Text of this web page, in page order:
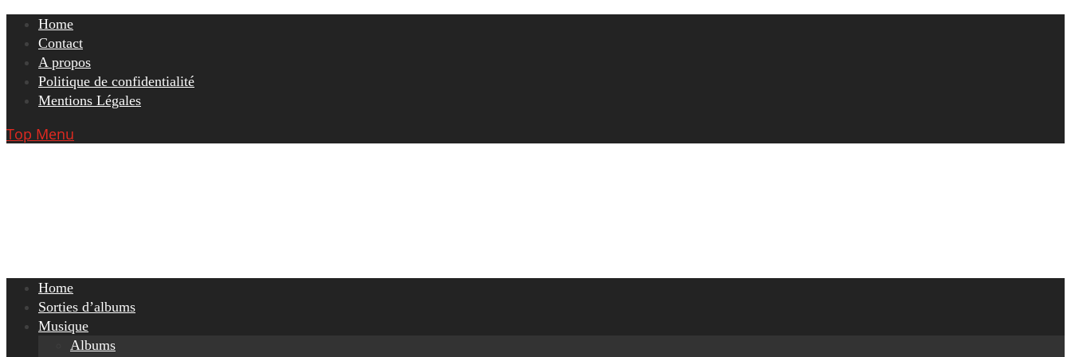
Skip
content
Home
Contact
A propos
Politique de confidentialité
Mentions Légales
Top Menu
Home
Sorties d’albums
Musique
Albums